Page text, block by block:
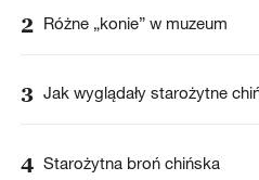
2 Różne „konie” w muzeum
3 Jak wyglądały starożytne
4 Starożytna broń chińska